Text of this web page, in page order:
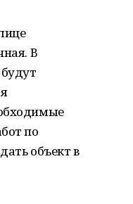
В
по
объект в